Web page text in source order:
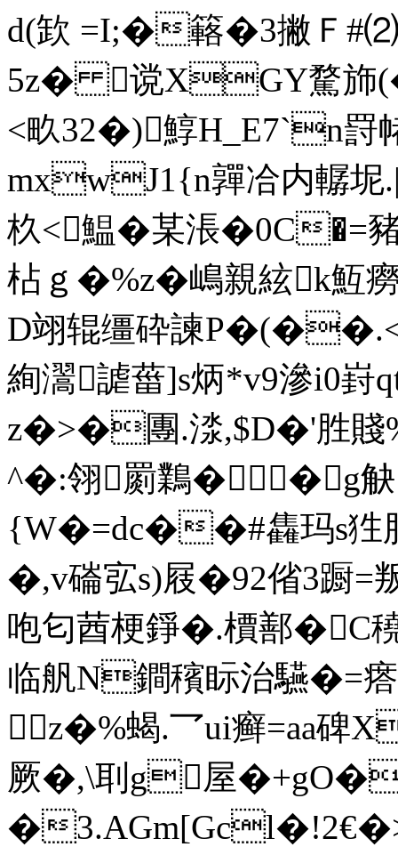
d(欫 =I;�簵�3撇Ｆ#⑵
5z� 谠XGY騖斾(�
<畂32�)鯙H_E7`n
mxwJ1{n嚲冾内轏坭
杦<鰛�某涱�0C�=
枮ｇ�%z�嶋親絃k魱
D翊辊缰砕諫
絢瀥謔葘]s炳*v9滲i0崶
z�>�團.渁,$D�'胜賤
^�:翎罽鸈��g
{W�=dc��#雥玛s狌
�,v磮宖s)屐�92偗3蹰=叛
咆匂莤梗錚�.檟鄯�C
临舤N鐧穦眎治驠�=
z�%蝎.乛ui癣=aa碑X:
厥�,\刵g屋
�